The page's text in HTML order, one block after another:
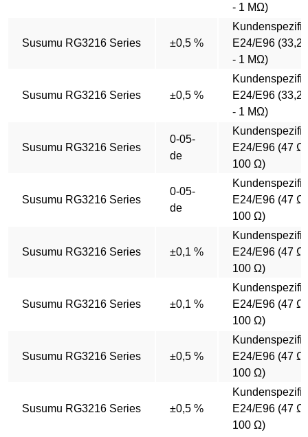
- 1 MΩ)
Susumu RG3216 Series ±0,5 %
E24/E96 (33,2
- 1 MΩ)
Susumu RG3216 Series ±0,5 %
E24/E96 (33,2
- 1 MΩ)
Susumu RG3216 Series
0-05-
de
E24/E96 (47 Ω
100 Ω)
Susumu RG3216 Series
0-05-
de
E24/E96 (47 Ω
100 Ω)
Susumu RG3216 Series ±0,1 %
E24/E96 (47 Ω
100 Ω)
Susumu RG3216 Series ±0,1 %
E24/E96 (47 Ω
100 Ω)
Susumu RG3216 Series ±0,5 %
E24/E96 (47 Ω
100 Ω)
Susumu RG3216 Series ±0,5 %
E24/E96 (47 Ω
100 Ω)